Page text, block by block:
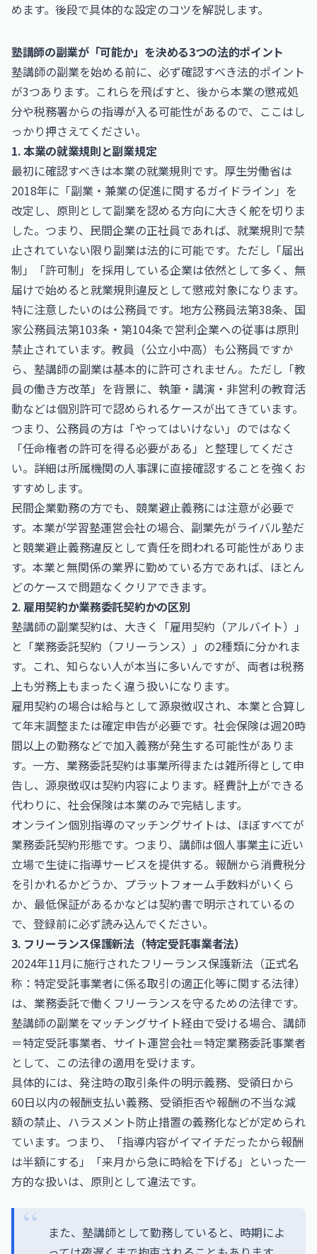
めます。後段で具体的な設定のコツを解説します。
塾講師の副業が「可能か」を決める3つの法的ポイント
塾講師の副業を始める前に、必ず確認すべき法的ポイント
が3つあります。これらを飛ばすと、後から本業の懲戒処
分や税務署からの指導が入る可能性があるので、ここはし
っかり押さえてください。
1. 本業の就業規則と副業規定
最初に確認すべきは本業の就業規則です。厚生労働省は
2018年に「副業・兼業の促進に関するガイドライン」を
改定し、原則として副業を認める方向に大きく舵を切りま
した。つまり、民間企業の正社員であれば、就業規則で禁
止されていない限り副業は法的に可能です。ただし「届出
制」「許可制」を採用している企業は依然として多く、無
届けで始めると就業規則違反として懲戒対象になります。
特に注意したいのは公務員です。地方公務員法第38条、国
家公務員法第103条・第104条で営利企業への従事は原則
禁止されています。教員（公立小中高）も公務員ですか
ら、塾講師の副業は基本的に許可されません。ただし「教
員の働き方改革」を背景に、執筆・講演・非営利の教育活
動などは個別許可で認められるケースが出てきています。
つまり、公務員の方は「やってはいけない」のではなく
「任命権者の許可を得る必要がある」と整理してくださ
い。詳細は所属機関の人事課に直接確認することを強くお
すすめします。
民間企業勤務の方でも、競業避止義務には注意が必要で
す。本業が学習塾運営会社の場合、副業先がライバル塾だ
と競業避止義務違反として責任を問われる可能性がありま
す。本業と無関係の業界に勤めている方であれば、ほとん
どのケースで問題なくクリアできます。
2. 雇用契約か業務委託契約かの区別
塾講師の副業契約は、大きく「雇用契約（アルバイト）」
と「業務委託契約（フリーランス）」の2種類に分かれま
す。これ、知らない人が本当に多いんですが、両者は税務
上も労務上もまったく違う扱いになります。
雇用契約の場合は給与として源泉徴収され、本業と合算し
て年末調整または確定申告が必要です。社会保険は週20時
間以上の勤務などで加入義務が発生する可能性がありま
す。一方、業務委託契約は事業所得または雑所得として申
告し、源泉徴収は契約内容によります。経費計上ができる
代わりに、社会保険は本業のみで完結します。
オンライン個別指導のマッチングサイトは、ほぼすべてが
業務委託契約形態です。つまり、講師は個人事業主に近い
立場で生徒に指導サービスを提供する。報酬から消費税分
を引かれるかどうか、プラットフォーム手数料がいくら
か、最低保証があるかなどは契約書で明示されているの
で、登録前に必ず読み込んでください。
3. フリーランス保護新法（特定受託事業者法）
2024年11月に施行されたフリーランス保護新法（正式名
称：特定受託事業者に係る取引の適正化等に関する法律）
は、業務委託で働くフリーランスを守るための法律です。
塾講師の副業をマッチングサイト経由で受ける場合、講師
＝特定受託事業者、サイト運営会社＝特定業務委託事業者
として、この法律の適用を受けます。
具体的には、発注時の取引条件の明示義務、受領日から
60日以内の報酬支払い義務、受領拒否や報酬の不当な減
額の禁止、ハラスメント防止措置の義務化などが定められ
ています。つまり、「指導内容がイマイチだったから報酬
は半額にする」「来月から急に時給を下げる」といった一
方的な扱いは、原則として違法です。
また、塾講師として勤務していると、時期によ